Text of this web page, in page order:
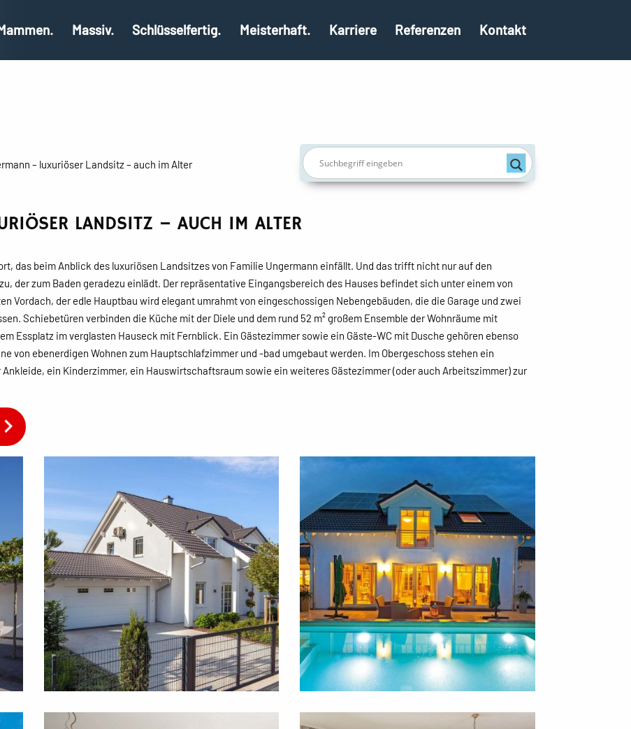
Massiv. Schlüsselfertig. Meisterhaft. Karriere Referenzen Kontakt
– luxuriöser Landsitz – auch im Alter
LANDSITZ – AUCH IM ALTER
das beim Anblick des luxuriösen Landsitzes von Familie Ungermann einfällt. Und das trifft nicht nur auf den
der zum Baden geradezu einlädt. Der repräsentative Eingangsbereich des Hauses befindet sich unter einem von
Vordach, der edle Hauptbau wird elegant umrahmt von eingeschossigen Nebengebäuden, die die Garage und zwei
Schiebetüren verbinden die Küche mit der Diele und dem rund 52 m² großem Ensemble der Wohnräume mit
Essplatz im verglasten Hauseck mit Fernblick. Ein Gästezimmer sowie ein Gäste-WC mit Dusche gehören ebenso
von ebenerdigen Wohnen zum Hauptschlafzimmer und -bad umgebaut werden. Im Obergeschoss stehen ein
ein Kinderzimmer, ein Hauswirtschaftsraum sowie ein weiteres Gästezimmer (oder auch Arbeitszimmer) zur